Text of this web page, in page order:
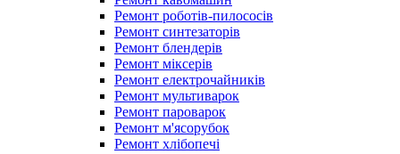
Ремонт роботів-пилососів
Ремонт синтезаторів
Ремонт блендерiв
Ремонт мiксерiв
Ремонт електрочайників
Ремонт мультиварок
Ремонт пароварок
Ремонт м'ясорубок
Ремонт хлiбопечi